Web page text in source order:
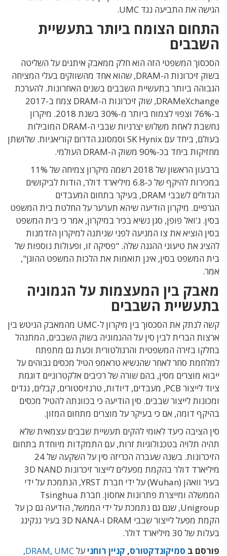
הגישה את התביעה נגד UMC.
התחום הצומח ביותר בתעשיית
השבבים
הסכסוך המשפטי הזה הוא חלק ממאבק איתנים על השליטה
בשוק זיכרונות ה-DRAM, שהוא אחד מהשווקים בעלי המציחה
הגבוהה ביותר בתעשיית השבבים בשנים האחרונות. להערכת
DRAMeXchange, שוק זיכרונות ה-DRAM צמח ב-2017
ב-76% וצפוי לצמוח ביותר מ-30% בשנת 2018. מיקרון
נחשבת לאחת משלוש יצרניות שבבי ה-DRAM המובילות
בעולם, ביחד עם SK Hynix וסמסונג הדרום קוריאניות. שלושתן
מחזיקות ביחד בכ-90% משוק ה-DRAM העולמי.
ברבעון הראשון של 2018 רשמה מיקרון צמיחה של 11%
במכירות להיקף של כ-6.8 מיליארד דולר, הודות לביקושים
הגדולים לשבבי DRAM, בעיקר בתחום המעבדים
הגרפיים. מיקרון הודיעה שיהא תערער על החלטת בית המשפט
בסין. ג'ואל פופן, סגן נשיא בכיר במיקרון, אמר כי בית המשפט
בסין הוציא את צו המניעה לפני שניתנה למיקרון הזדמנות
להציג את טיעוני ההגנה שלה. "פסיקה זו, ופעולות נוספות של
בית המשפט בסין, אינן תואמות את הלכות המשפט ההוגן",
אמר.
מאבק בין המעצמות על הגמוניה
בתעשיית השבבים
קשה לנתק את הסכסוך בין מיקרון ל-UMC מהמאבק הניטש בין
ארצות הברית לבין סין על ההגמוניה בשוק השבבים, המתנהל
בחלקו בזירה המשפטית והרגולטורית וכעת גם מתפתח
למלחמת סחר לאחר שהנשיא טראמפ הטיל מכסים גבוהים על
ייבוא מוצרים מסין, בהם שורה של רכיבים אלקטרוניים דוגמת
ציוד לייצור PCB, מעבדים, דיודות, טרנזיסטורים, קבלים, נגדים
ומכונות לייצור שבבים. סין הודיעה כי בכוונתה להטיל מכסים
בהיקף דומה, אם כי בעיקר על מוצרים מתחום המזון.
סין הציבה כיעד לאומי להקים תעשיית שבבים עצמאית שלא
תהיה תלויה בטכנולוגיות זרות, עם התמקדות מיוחדת בתחום
הזיכרונות. בשנה שעברה הכריזה סין על השקעה של 24
מיליארד דולר בהקמת מפעלים לייצור זיכרונות 3D NAND
בעיר וואהן (Wuhan) על ידי חברת YRST, הנתמכת על ידי
הממשלה ומייצרת פתרונות אחסון. חברת Tsinghua
Unigroup, שגם גם נתמכת על ידי הממשל, הודיעה גם כן על
הקמת מפעל לייצור שבבי DRAM ו-3D NANA בעיר ננקינג
בעלות של 30 מיליארד דולר.
פורסם ב סמיקונדקטורס, קניין רוחני על DRAM, UMC
,